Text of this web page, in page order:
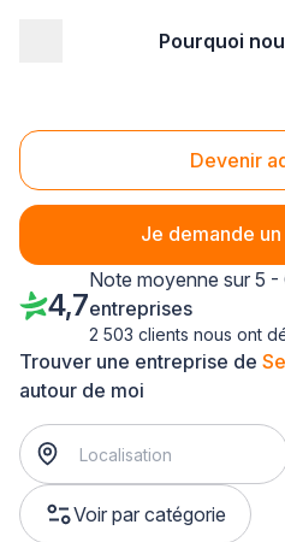
Pourquoi
Devenir
Je demande
Service aux entreprises
Trouver une entreprise de
autour de moi
Voir par catégorie
4,7
Note moyenne sur 5 -
entreprises
2 503 clients nous ont